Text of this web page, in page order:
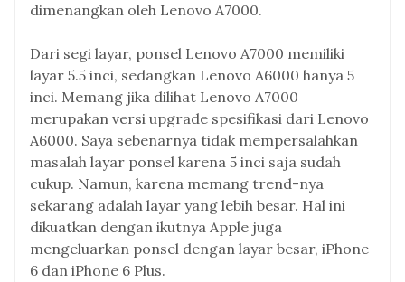
dimenangkan oleh Lenovo A7000.
Dari segi layar, ponsel Lenovo A7000 memiliki
layar 5.5 inci, sedangkan Lenovo A6000 hanya 5
inci. Memang jika dilihat Lenovo A7000
merupakan versi upgrade spesifikasi dari Lenovo
A6000. Saya sebenarnya tidak mempersalahkan
masalah layar ponsel karena 5 inci saja sudah
cukup. Namun, karena memang trend-nya
sekarang adalah layar yang lebih besar. Hal ini
dikuatkan dengan ikutnya Apple juga
mengeluarkan ponsel dengan layar besar, iPhone
6 dan iPhone 6 Plus.